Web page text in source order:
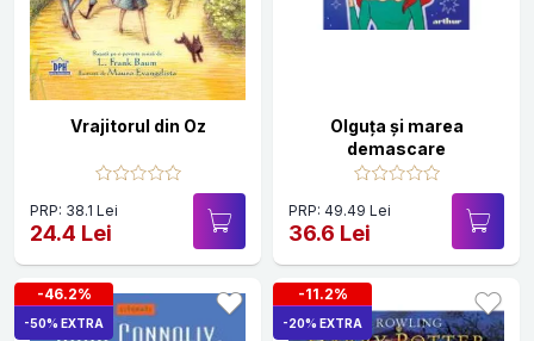
Vrajitorul din Oz
PRP: 38.1 Lei
24.4 Lei
Olguța și marea
demascare
PRP: 49.49 Lei
36.6 Lei
-46.2%
-50% EXTRA
-11.2%
-20% EXTRA